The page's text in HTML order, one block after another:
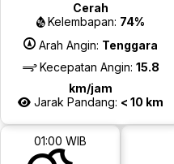
Cerah
Kelembapan: 74%
Arah Angin: Tenggara
Kecepatan Angin: 15.8
km/jam
Jarak Pandang: < 10 km
01:00 WIB